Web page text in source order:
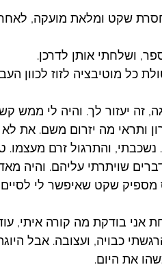
שקט ומלאת מועקה, לאחר
ושלחתי אותן לדרכן.
כל מוטיבציה לזוז לכוון
זה יעזור לך. והיה לי ממש
ותראי מה יזרום משם. את
והתרגול זרם מעצמו.
שויתרתי עליהם. והיה
מספיק שקט שאיפשר לי לסיים
אני בודקת מה קורה איתי,
כבויה, ועצובה. אבל
את היום.